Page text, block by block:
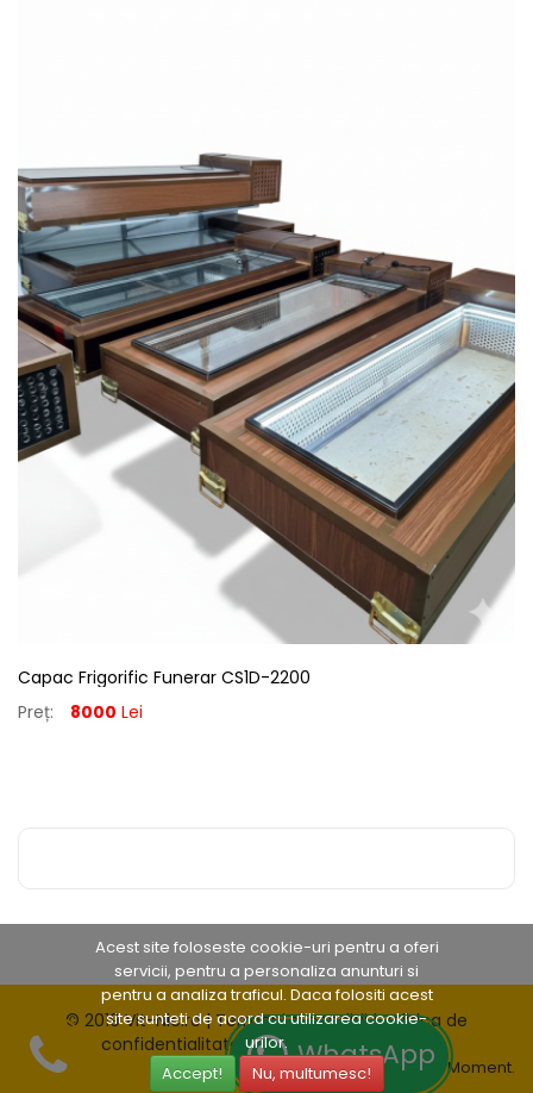
Capac Frigorific Funerar CS1D-2200
Preț:
8000 Lei
© 2019 Vit-Nic.ro | Termeni si conditii|Politica de
confidentialitate |ANPC| Platforma SOL
Web DesignDigital Moment.
WhatsApp
Acest site foloseste cookie-uri pentru a oferi
servicii, pentru a personaliza anunturi si
pentru a analiza traficul. Daca folositi acest
site sunteti de acord cu utilizarea cookie-
urilor.
Accept!
Nu, multumesc!